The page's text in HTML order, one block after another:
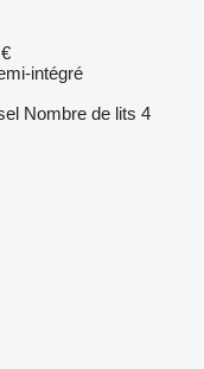
intégré
Nombre de lits 4